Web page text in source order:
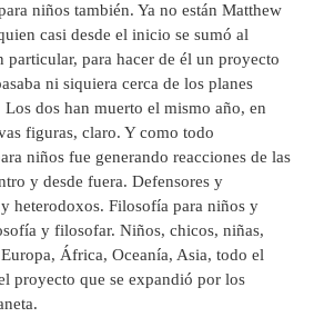
niños también. Ya no están Matthew
casi desde el inicio se sumó al
particular, para hacer de él un proyecto
ni siquiera cerca de los planes
dos han muerto el mismo año, en
figuras, claro. Y como todo
niños fue generando reacciones de las
y desde fuera. Defensores y
heterodoxos. Filosofía para niños y
y filosofar. Niños, chicos, niñas,
África, Oceanía, Asia, todo el
proyecto que se expandió por los